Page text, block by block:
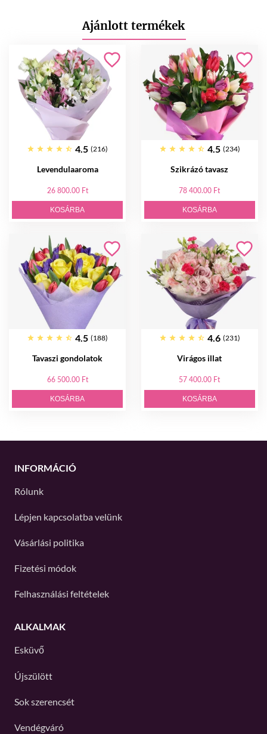
Ajánlott termékek
4.5 (216)
Levendulaaroma
26 800.00 Ft
KOSÁRBA
4.5 (234)
Szikrázó tavasz
78 400.00 Ft
KOSÁRBA
4.5 (188)
Tavaszi gondolatok
66 500.00 Ft
KOSÁRBA
4.6 (231)
Virágos illat
57 400.00 Ft
KOSÁRBA
INFORMÁCIÓ
Rólunk
Lépjen kapcsolatba velünk
Vásárlási politika
Fizetési módok
Felhasználási feltételek
ALKALMAK
Esküvő
Újszülött
Sok szerencsét
Vendégváró